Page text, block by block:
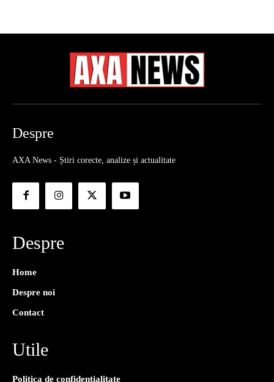
Despre
AXA News - Știri corecte, analize și actualitate
Despre
Home
Despre noi
Contact
Utile
Politica de confidențialitate